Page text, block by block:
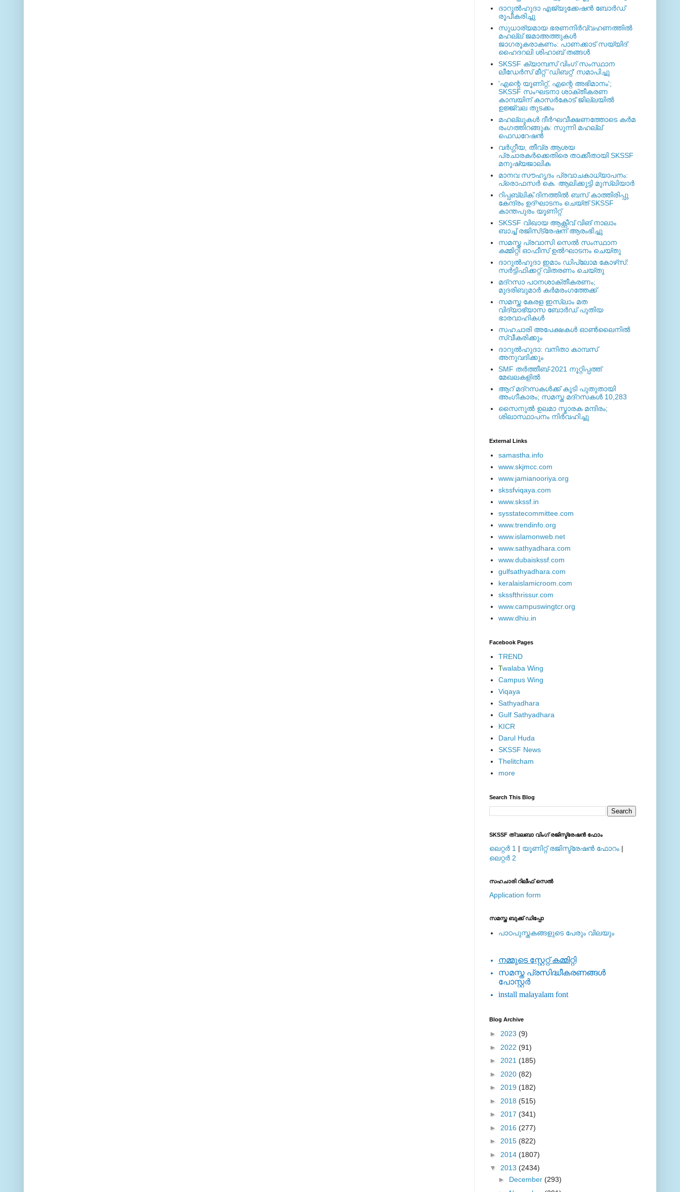
ദാറുല്‍ഹുദാ എജ്യുക്കേഷന്‍ ബോര്‍ഡ്
രൂപീകരിച്ചു
സുധാര്യമായ ഭരണനിര്‍വ്വഹണത്തില്‍
മഹല്ല് ജമാഅത്തുകള്‍
ജാഗരൂകരാകണം: പാണക്കാട് സയ്യിദ്
ഹൈദറലി ശിഹാബ് തങ്ങള്‍
SKSSF ക്യാമ്പസ് വിംഗ് സംസ്ഥാന
ലീഡേർസ് മീറ്റ് 'ഡിബറ്റ്' സമാപിച്ചു
'എന്റെ യൂണിറ്റ്, എന്റെ അഭിമാനം';
SKSSF സംഘടനാ ശാക്തീകരണ
കാമ്പയിന് കാസര്‍കോട് ജില്ലയില്‍
ഉജ്ജ്വല തുടക്കം
മഹല്ലുകള്‍ ദീര്‍ഘവീക്ഷണത്തോടെ കര്‍മ
രംഗത്തിറങ്ങുക: സുന്നി മഹല്ല്
ഫെഡറേഷന്‍
വര്‍ഗ്ഗീയ, തീവ്ര ആശയ
പ്രചാരകര്‍ക്കെതിരെ താക്കീതായി SKSSF
മനുഷ്യജാലിക
മാനവ സൗഹൃദം പ്രവാചകാധ്യാപനം:
പ്രൊഫസർ കെ. ആലിക്കുട്ടി മുസ്ലിയാർ
റിപ്പബ്ലിക് ദിനത്തില്‍ ബസ് കാത്തിരിപ്പു
കേന്ദ്രം ഉദ്ഘാടനം ചെയ്ത്‌ SKSSF
കാന്തപുരം യൂണിറ്റ്
SKSSF വിഖായ ആക്റ്റീവ് വിങ് നാലാം
ബാച്ച് രജിസ്‌ട്രേഷന് ആരംഭിച്ചു
സമസ്ത പ്രവാസി സെല്‍ സംസ്ഥാന
കമ്മിറ്റി ഓഫീസ് ഉല്‍ഘാടനം ചെയ്തു
ദാറുല്‍ഹുദാ ഇമാം ഡിപ്ലോമ കോഴ്‌സ്:
സര്‍ട്ടിഫിക്കറ്റ് വിതരണം ചെയ്തു
മദ്‌റസാ പഠനശാക്തീകരണം;
മുദരിബുമാര്‍ കര്‍മരംഗത്തേക്ക്
സമസ്ത കേരള ഇസ്ലാം മത
വിദ്യാഭ്യാസ ബോര്‍ഡ് പുതിയ
ഭാരവാഹികള്‍
സഹചാരി അപേക്ഷകൾ ഓൺലൈനിൽ
സ്വീകരിക്കും
ദാറുല്‍ഹുദാ: വനിതാ കാമ്പസ്
അനുവദിക്കും
SMF തര്‍ത്തീബ്-2021 നൂറ്റിപ്പത്ത്
മേഖലകളില്‍
ആറ് മദ്റസകള്‍ക്ക് കൂടി പുതുതായി
അംഗീകാരം; സമസ്ത മദ്റസകള്‍ 10,283
സൈനുല്‍ ഉലമാ സ്മാരക മന്ദിരം;
ശിലാസ്ഥാപനം നിര്‍വഹിച്ചു
External ‎Links
samastha.info
www.skjmcc.com
www.jamianooriya.org
skssfviqaya.com
www.skssf.in
sysstatecommittee.com
www.trendinfo.org
www.islamonweb.net
www.sathyadhara.com
www.dubaiskssf.com
gulfsathyadhara.com
keralaislamicroom.com
skssfthrissur.com
www.campuswingtcr.org
www.dhiu.in
Facebook Pages
TREND
Twalaba Wing
Campus Wing
Viqaya
Sathyadhara
Gulf Sathyadhara
KICR
Darul Huda
SKSSF News
Thelitcham
more
Search This Blog
SKSSF ത്വലബാ വിംഗ് രജിസ്ട്രേഷന്‍ ഫോം
ലെറ്റര്‍ 1 | യൂണിറ്റ് രജിസ്ട്രേഷന്‍ ഫോറം |
ലെറ്റര്‍ 2
സഹചാരി റിലീഫ് സെല്‍
Application form
സമസ്ത ബുക്ക് ഡിപ്പോ
പാഠപുസ്തകങ്ങളുടെ പേരും വിലയും
നമ്മുടെ സ്റ്റേറ്റ് കമ്മിറ്റി
സമസ്ത പ്രസിദ്ധീകരണങ്ങള്‍
പോസ്റ്റര്‍
install malayalam font
Blog Archive
► 2023 (9)
► 2022 (91)
► 2021 (185)
► 2020 (82)
► 2019 (182)
► 2018 (515)
► 2017 (341)
► 2016 (277)
► 2015 (822)
► 2014 (1807)
▼ 2013 (2434)
► December (293)